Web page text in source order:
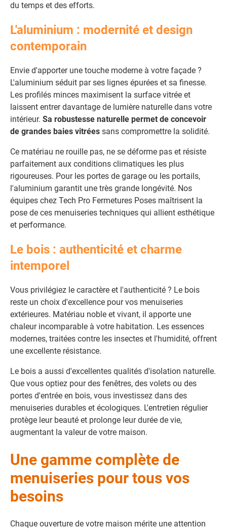
du temps et des efforts.
L'aluminium : modernité et design
contemporain
Envie d'apporter une touche moderne à votre façade ?
L'aluminium séduit par ses lignes épurées et sa finesse.
Les profilés minces maximisent la surface vitrée et
laissent entrer davantage de lumière naturelle dans votre
intérieur. Sa robustesse naturelle permet de concevoir
de grandes baies vitrées sans compromettre la solidité.
Ce matériau ne rouille pas, ne se déforme pas et résiste
parfaitement aux conditions climatiques les plus
rigoureuses. Pour les portes de garage ou les portails,
l'aluminium garantit une très grande longévité. Nos
équipes chez Tech Pro Fermetures Poses maîtrisent la
pose de ces menuiseries techniques qui allient esthétique
et performance.
Le bois : authenticité et charme
intemporel
Vous privilégiez le caractère et l'authenticité ? Le bois
reste un choix d'excellence pour vos menuiseries
extérieures. Matériau noble et vivant, il apporte une
chaleur incomparable à votre habitation. Les essences
modernes, traitées contre les insectes et l'humidité, offrent
une excellente résistance.
Le bois a aussi d'excellentes qualités d'isolation naturelle.
Que vous optiez pour des fenêtres, des volets ou des
portes d'entrée en bois, vous investissez dans des
menuiseries durables et écologiques. L'entretien régulier
protège leur beauté et prolonge leur durée de vie,
augmentant la valeur de votre maison.
Une gamme complète de
menuiseries pour tous vos
besoins
Chaque ouverture de votre maison mérite une attention